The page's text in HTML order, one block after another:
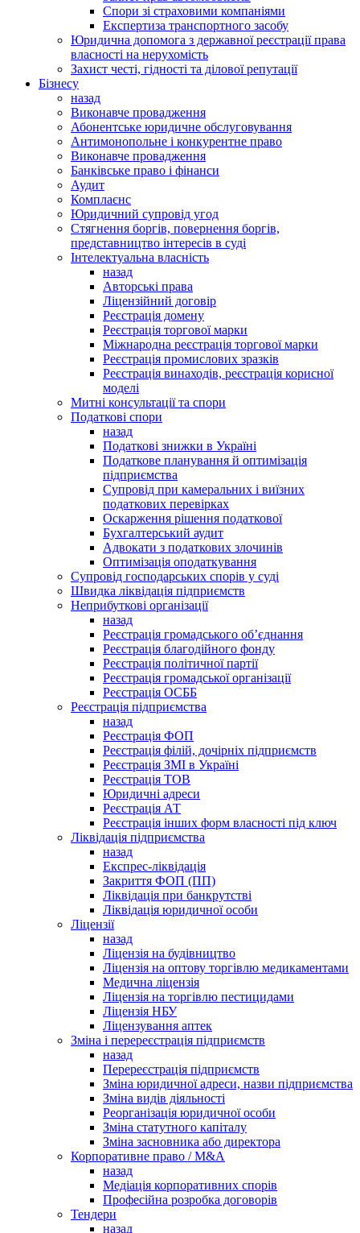
Спори зі страховими компаніями
Експертиза транспортного засобу
Юридична допомога з державної реєстрації права
власності на нерухомість
Захист честі, гідності та ділової репутації
Бізнесу
назад
Виконавче провадження
Абонентське юридичне обслуговування
Антимонопольне і конкурентне право
Виконавче провадження
Банківське право і фінанси
Аудит
Комплаєнс
Юридичний супровід угод
Стягнення боргів, повернення боргів,
представництво інтересів в суді
Інтелектуальна власність
назад
Авторські права
Ліцензійний договір
Реєстрація домену
Реєстрація торгової марки
Міжнародна реєстрація торгової марки
Реєстрація промислових зразків
Реєстрація винаходів, реєстрація корисної
моделі
Митні консультації та спори
Податкові спори
назад
Податкові знижки в Україні
Податкове планування й оптимізація
підприємства
Супровід при камеральних і виїзних
податкових перевірках
Оскарження рішення податкової
Бухгалтерський аудит
Адвокати з податкових злочинів
Оптимізація оподаткування
Супровід господарських спорів у суді
Швидка ліквідація підприємств
Неприбуткові організації
назад
Реєстрація громадського об’єднання
Реєстрація благодійного фонду
Реєстрація політичної партії
Реєстрація громадської організації
Реєстрація ОСББ
Реєстрація підприємства
назад
Реєстрація ФОП
Реєстрація філій, дочірніх підприємств
Реєстрація ЗМІ в Україні
Реєстрація ТОВ
Юридичні адреси
Реєстрація АТ
Реєстрація інших форм власності під ключ
Ліквідація підприємства
назад
Експрес-ліквідація
Закриття ФОП (ПП)
Ліквідація при банкрутстві
Ліквідація юридичної особи
Ліцензії
назад
Ліцензія на будівництво
Ліцензія на оптову торгівлю медикаментами
Медична ліцензія
Ліцензія на торгівлю пестицидами
Ліцензія НБУ
Ліцензування аптек
Зміна і перереєстрація підприємств
назад
Перереєстрація підприємств
Зміна юридичної адреси, назви підприємства
Зміна видів діяльності
Реорганізація юридичної особи
Зміна статутного капіталу
Зміна засновника або директора
Корпоративне право / M&A
назад
Медіація корпоративних спорів
Професійна розробка договорів
Тендери
назад